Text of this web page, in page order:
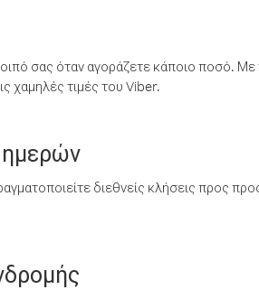
σας όταν αγοράζετε κάποιο ποσό. Με
χαμηλές τιμές του Viber.
διεθνείς κλήσεις προς